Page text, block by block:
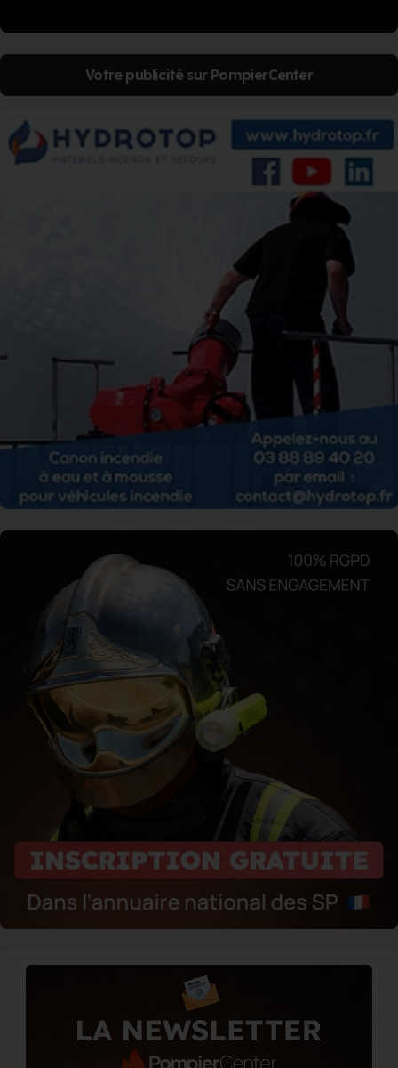
Votre publicité sur PompierCenter